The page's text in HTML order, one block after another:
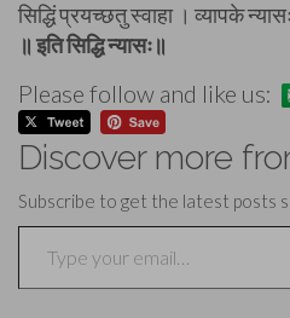
सिद्धिं प्रयच्छतु स्वाहा । व्यापके
॥ इति सिद्धि न्यासः॥
Please follow and like us:
Discover more
Subscribe to get the latest posts
Type your email…